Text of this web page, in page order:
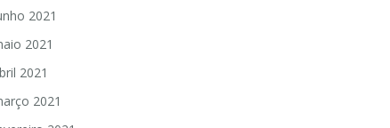
2021
2021
2021
2021